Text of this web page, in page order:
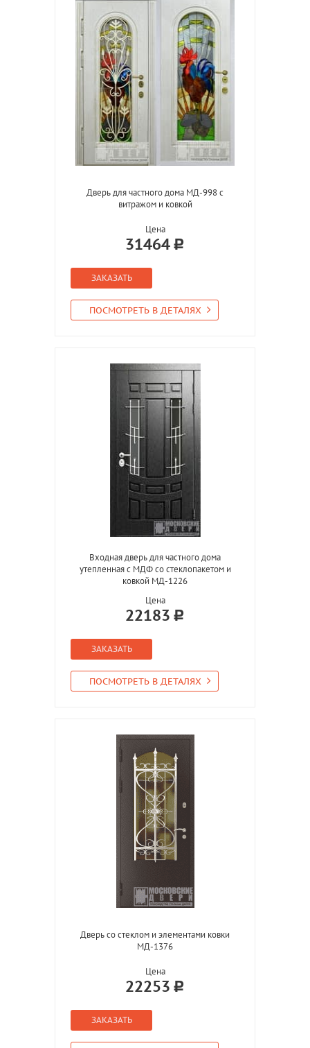
Дверь для частного дома МД-998 с
витражом и ковкой
Цена
31464
ЗАКАЗАТЬ
ПОСМОТРЕТЬ В ДЕТАЛЯХ
Входная дверь для частного дома
утепленная с МДФ со стеклопакетом и
ковкой МД-1226
Цена
22183
ЗАКАЗАТЬ
ПОСМОТРЕТЬ В ДЕТАЛЯХ
Дверь со стеклом и элементами ковки
МД-1376
Цена
22253
ЗАКАЗАТЬ